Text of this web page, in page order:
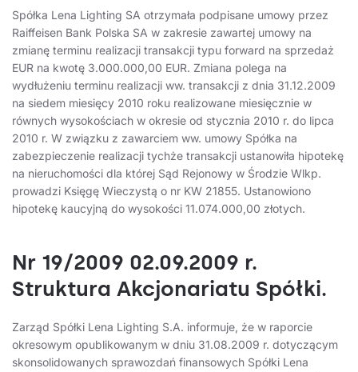
Spółka Lena Lighting SA otrzymała podpisane umowy przez
Raiffeisen Bank Polska SA w zakresie zawartej umowy na
zmianę terminu realizacji transakcji typu forward na sprzedaż
EUR na kwotę 3.000.000,00 EUR. Zmiana polega na
wydłużeniu terminu realizacji ww. transakcji z dnia 31.12.2009
na siedem miesięcy 2010 roku realizowane miesięcznie w
równych wysokościach w okresie od stycznia 2010 r. do lipca
2010 r. W związku z zawarciem ww. umowy Spółka na
zabezpieczenie realizacji tychże transakcji ustanowiła hipotekę
na nieruchomości dla której Sąd Rejonowy w Środzie Wlkp.
prowadzi Księgę Wieczystą o nr KW 21855. Ustanowiono
hipotekę kaucyjną do wysokości 11.074.000,00 złotych.
Nr 19/2009 02.09.2009 r.
Struktura Akcjonariatu Spółki.
Zarząd Spółki Lena Lighting S.A. informuje, że w raporcie
okresowym opublikowanym w dniu 31.08.2009 r. dotyczącym
skonsolidowanych sprawozdań finansowych Spółki Lena